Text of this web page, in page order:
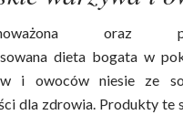
oraz
dieta bogata w
i owoców niesie ze
dla zdrowia. Produkty te